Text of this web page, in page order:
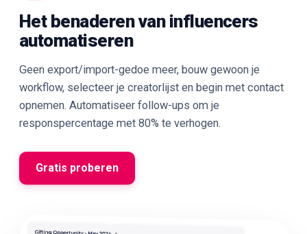
Het benaderen van influencers
automatiseren
Geen export/import-gedoe meer, bouw gewoon je
workflow, selecteer je creatorlijst en begin met contact
opnemen. Automatiseer follow-ups om je
responspercentage met 80% te verhogen.
Gratis proberen